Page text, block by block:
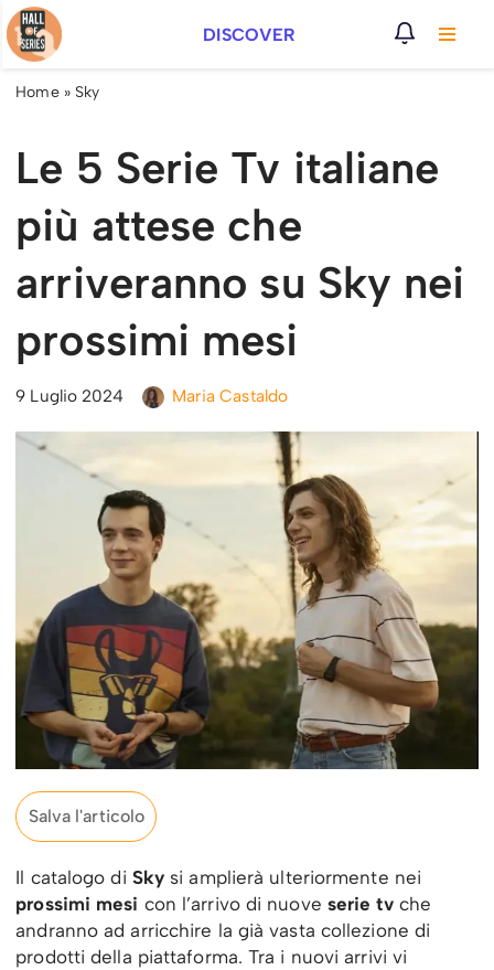
Vai
al
DISCOVER
Home» Sky
Le 5 Serie Tv italiane
più attese che
arriveranno su Sky nei
prossimi mesi
9 Luglio 2024 Maria Castaldo
Salva l'articolo
Il catalogo di Sky si amplierà ulteriormente nei
prossimi mesi con l’arrivo di nuove serie tvche
andranno ad arricchire la già vasta collezione di
prodotti della piattaforma. Tra i nuovi arrivi vi